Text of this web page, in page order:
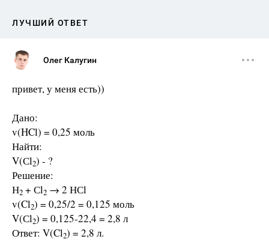
ЛУЧШИЙ ОТВЕТ
Олег Калугин
привет, у меня есть))
Дано:
v(HCl) = 0,25 моль
Найти:
V(Сl2) - ?
Решение:
Н2 + Сl2 → 2 НСl
v(Cl2) = 0,25/2 = 0,125 моль
V(Сl2) = 0,125-22,4 = 2,8 л
Ответ: V(Cl2) = 2,8 л.